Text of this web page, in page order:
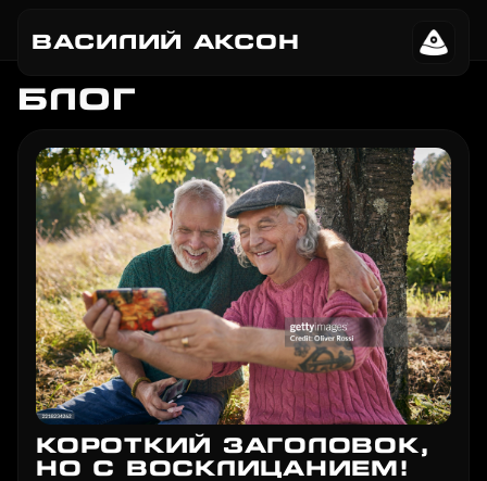
ВАСИЛИЙ АКСОН
БЛОГ
КОРОТКИЙ ЗАГОЛОВОК,
НО С ВОСКЛИЦАНИЕМ!